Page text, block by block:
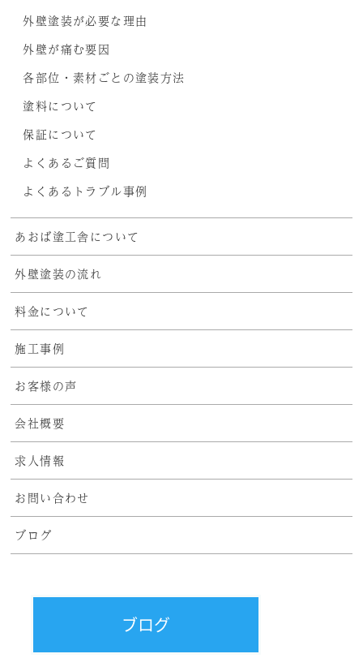
外壁塗装が必要な理由
外壁が痛む要因
各部位・素材ごとの塗装方法
塗料について
保証について
よくあるご質問
よくあるトラブル事例
あおば塗工舎について
外壁塗装の流れ
料金について
施工事例
お客様の声
会社概要
求人情報
お問い合わせ
ブログ
ブログ